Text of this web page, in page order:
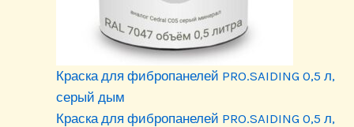
Краска для фибропанелей PRO.SAIDING 0,5 л,
серый дым
Краска для фибропанелей PRO.SAIDING 0,5 л,